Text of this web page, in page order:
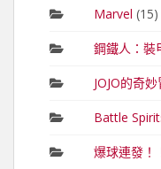
Marvel (15)
鋼鐵人：裝
JOJO的奇
Battle
爆球連發！